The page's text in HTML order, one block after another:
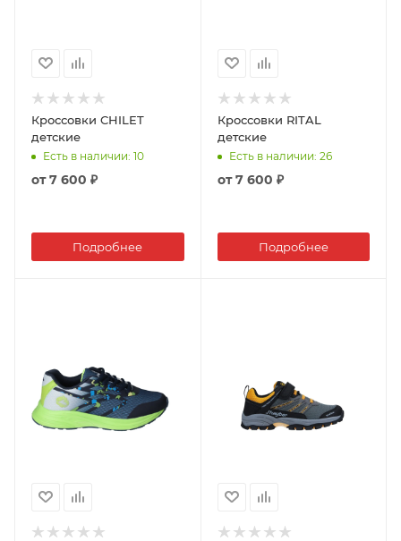
Кроссовки CHILET
детские
Есть в наличии: 10
от7 600 ₽
Подробнее
Кроссовки RITAL
детские
Есть в наличии: 26
от7 600 ₽
Подробнее